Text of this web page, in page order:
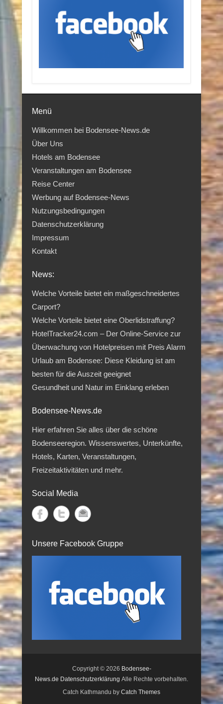
Menü
Willkommen bei Bodensee-News.de
Über Uns
Hotels am Bodensee
Veranstaltungen am Bodensee
Reise Center
Werbung auf Bodensee-News
Nutzungsbedingungen
Datenschutzerklärung
Impressum
Kontakt
News:
Welche Vorteile bietet ein maßgeschneidertes
Carport?
Welche Vorteile bietet eine Oberlidstraffung?
HotelTracker24.com – Der Online-Service zur
Überwachung von Hotelpreisen mit Preis Alarm
Urlaub am Bodensee: Diese Kleidung ist am
besten für die Auszeit geeignet
Gesundheit und Natur im Einklang erleben
Bodensee-News.de
Hier erfahren Sie alles über die schöne
Bodenseeregion. Wissenswertes, Unterkünfte,
Hotels, Karten, Veranstaltungen,
Freizeitaktivitäten und mehr.
Social Media
Unsere Facebook Gruppe
Copyright © 2026 Bodensee-
News.de Datenschutzerklärung Alle Rechte vorbehalten.
Catch Kathmandu by Catch Themes